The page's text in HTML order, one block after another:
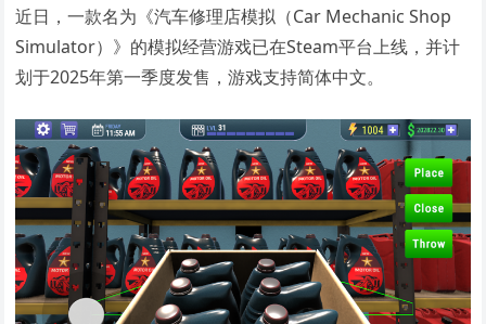
近日，一款名为《汽车修理店模拟（Car Mechanic Shop
Simulator）》的模拟经营游戏已在Steam平台上线，并计
划于2025年第一季度发售，游戏支持简体中文。